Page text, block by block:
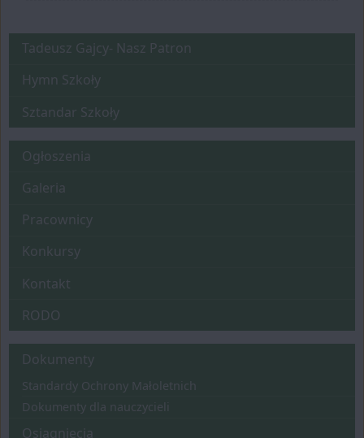
Nasz Patron
Tadeusz Gajcy- Nasz Patron
Hymn Szkoły
Sztandar Szkoły
Menu główne
Ogłoszenia
Galeria
Pracownicy
Konkursy
Kontakt
RODO
Menu
Dokumenty
Standardy Ochrony Małoletnich
Dokumenty dla nauczycieli
Osiągnięcia